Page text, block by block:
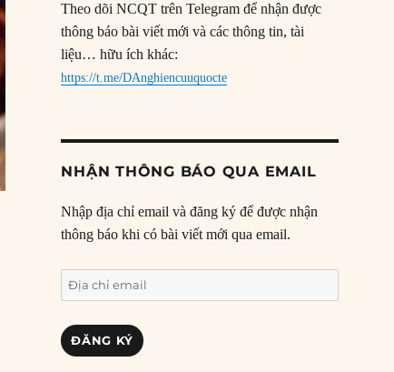
Theo dõi NCQT trên Telegram để nhận được
thông báo bài viết mới và các thông tin, tài
liệu… hữu ích khác:
https://t.me/DAnghiencuuquocte
NHẬN THÔNG BÁO QUA EMAIL
Nhập địa chỉ email và đăng ký để được nhận
thông báo khi có bài viết mới qua email.
Địa
chỉ
email
ĐĂNG KÝ